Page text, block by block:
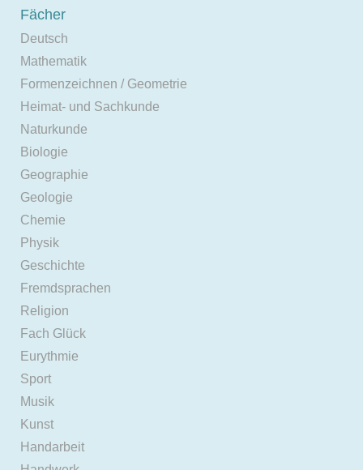
Fächer
Deutsch
Mathematik
Formenzeichnen / Geometrie
Heimat- und Sachkunde
Naturkunde
Biologie
Geographie
Geologie
Chemie
Physik
Geschichte
Fremdsprachen
Religion
Fach Glück
Eurythmie
Sport
Musik
Kunst
Handarbeit